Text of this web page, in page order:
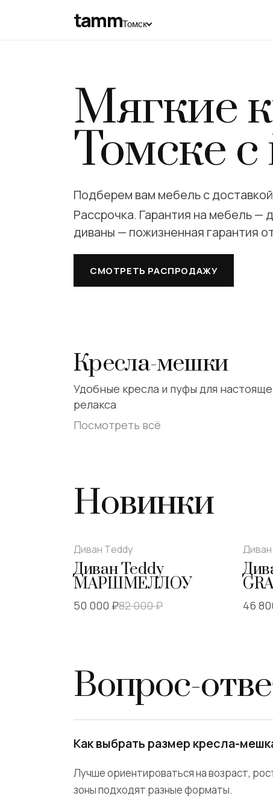
tammТомск
скидка другу
Мягкие
Томске
Подберем вам мебель с
Рассрочка. Гарантия на мебель —
диваны — пожизненная гарантия
СМОТРЕТЬ РАСПРОДАЖУ
Кресла-мешки
Удобные кресла и пуфы для
релакса
Посмотреть всё
Новинки
Диван Tеddy
Диван Teddy
МАРШМЕЛЛОУ
50 000 ₽82 000₽ 46
Вопрос-
Как выбрать размер кресла-
Лучше ориентироваться на возраст,
зоны подходят разные форматы.